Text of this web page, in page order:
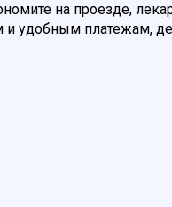
на проезде,
и удобным платежам,